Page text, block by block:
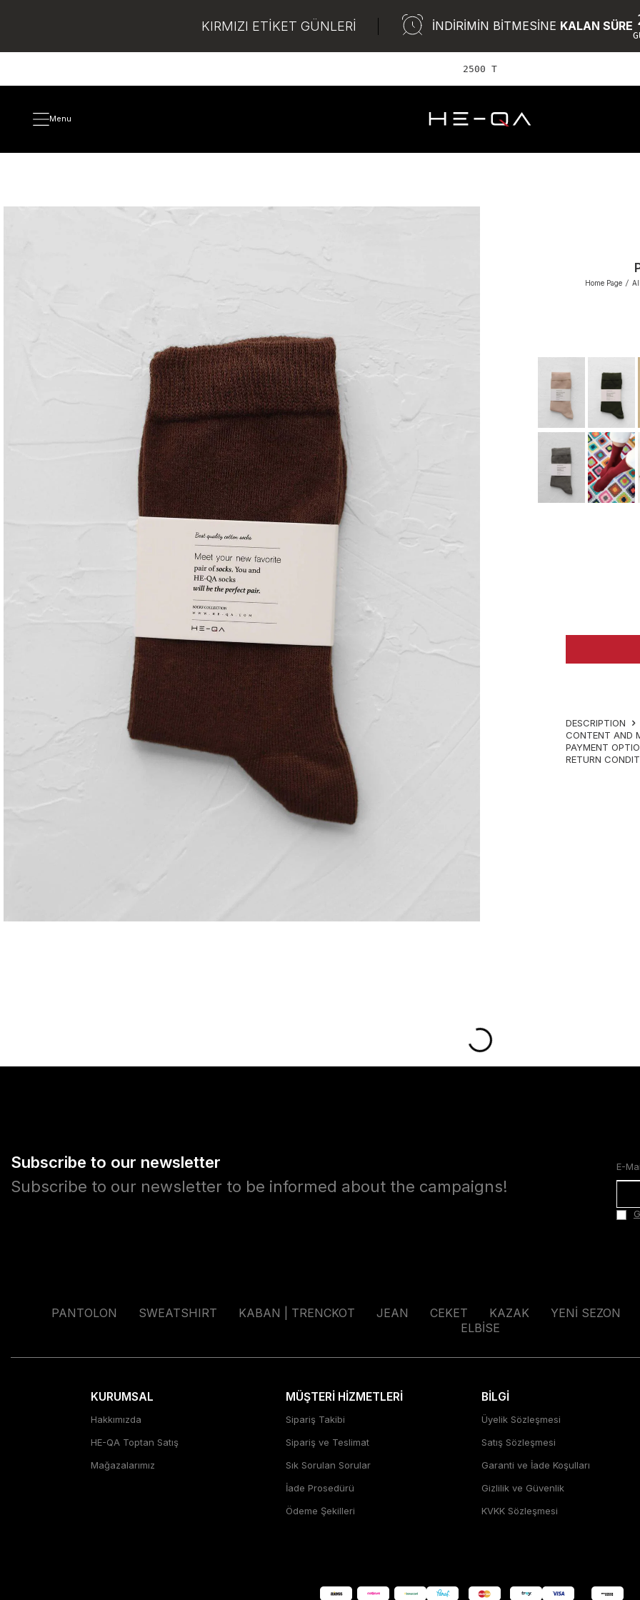
KIRMIZI ETİKET GÜNLERİ İNDİRİMİN BİTMESİNE KALAN SÜRE
2500 TL ve üz
Menu
Home Page /
DESCRIPTION
CONTENT AND
PAYMENT
RETURN
Subscribe to our newsletter
Subscribe to our newsletter to be informed about the campaigns!
PANTOLON SWEATSHIRT KABAN | TRENCKOT JEAN CEKET KAZAK YENİ SEZON
ELBİSE
KURUMSAL
Hakkımızda
HE-QA Toptan Satış
Mağazalarımız
MÜŞTERİ HİZMETLERİ
Sipariş Takibi
Sipariş ve Teslimat
Sık Sorulan Sorular
İade Prosedürü
Ödeme Şekilleri
BİLGİ
Üyelik Sözleşmesi
Satış Sözleşmesi
Garanti ve İade Koşulları
Gizlilik ve Güvenlik
KVKK Sözleşmesi